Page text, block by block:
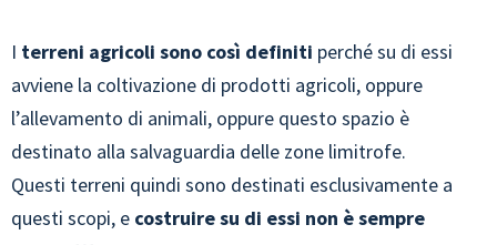
I terreni agricoli sono così definiti perché su di essi
avviene la coltivazione di prodotti agricoli, oppure
l’allevamento di animali, oppure questo spazio è
destinato alla salvaguardia delle zone limitrofe.
Questi terreni quindi sono destinati esclusivamente a
questi scopi, e costruire su di essi non è sempre